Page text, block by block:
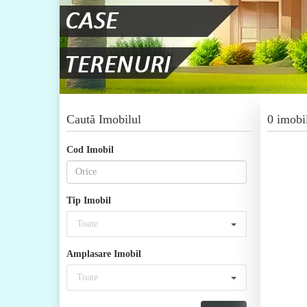
Caută Imobilul
Cod Imobil
Tip Imobil
Toate
Amplasare Imobil
Toate
0